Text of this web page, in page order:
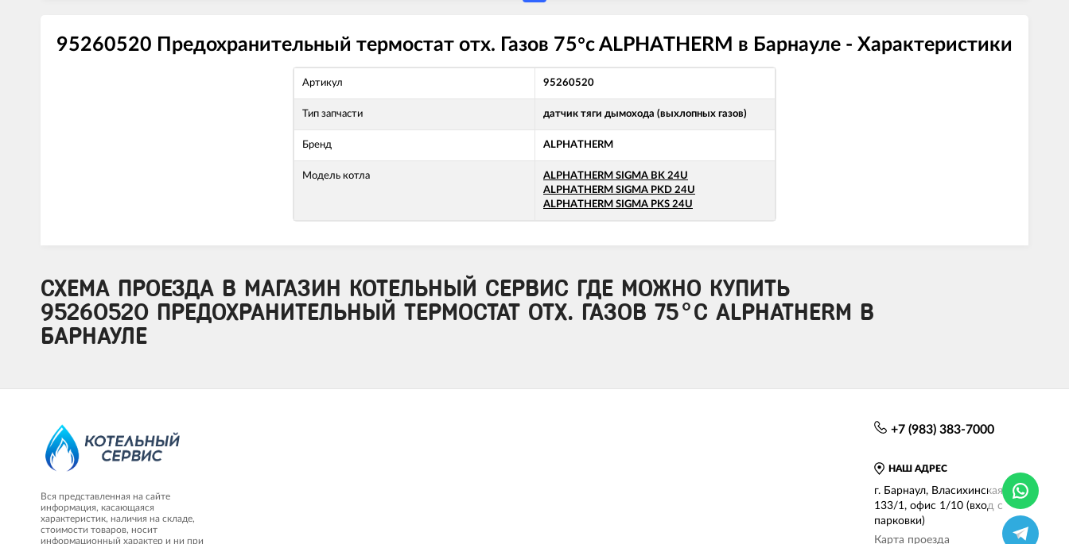
95260520 Предохранительный термостат отх. Газов 75°c ALPHATHERM в Барнауле - Характеристики
Артикул 95260520
Тип запчасти датчик тяги дымохода (выхлопных газов)
Бренд ALPHATHERM
Модель котла
ALPHATHERM SIGMA BK 24U
ALPHATHERM SIGMA PKD 24U
ALPHATHERM SIGMA PKS 24U
СХЕМА ПРОЕЗДА В МАГАЗИН КОТЕЛЬНЫЙ СЕРВИС ГДЕ МОЖНО КУПИТЬ
95260520 ПРЕДОХРАНИТЕЛЬНЫЙ ТЕРМОСТАТ ОТХ. ГАЗОВ 75°C ALPHATHERM В
БАРНАУЛЕ
Вся представленная на сайте
информация, касающаяся
характеристик, наличия на складе,
стоимости товаров, носит
информационный характер и ни при
НАШ АДРЕС
г. Барнаул, Власихинская, д.
133/1, офис 1/10 (вход с
парковки)
Карта проезда
+7 (983) 383-7000